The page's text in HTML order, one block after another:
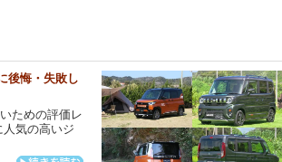
後悔・失敗し
ための評価レ
気の高いジ